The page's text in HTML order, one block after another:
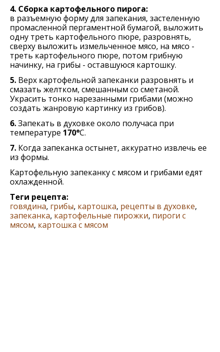
4. Сборка картофельного пирога:
в разъемную форму для запекания, застеленную
промасленной пергаментной бумагой, выложить
одну треть картофельного пюре, разровнять,
сверху выложить измельченное мясо, на мясо -
треть картофельного пюре, потом грибную
начинку, на грибы - оставшуюся картошку.
5. Верх картофельной запеканки разровнять и
смазать желтком, смешанным со сметаной.
Украсить тонко нарезанными грибами (можно
создать жанровую картинку из грибов).
6.Запекать в духовке около получаса при
температуре 170°C.
7. Когда запеканка остынет, аккуратно извлечь ее
из формы.
Картофельную запеканку с мясом и грибами едят
охлажденной.
Теги рецепта:
говядина, грибы, картошка, рецепты в духовке,
запеканка, картофельные пирожки, пироги с
мясом, картошка с мясом